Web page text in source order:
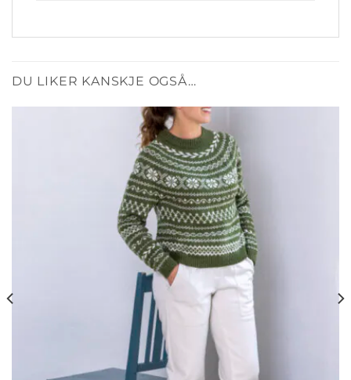
DU LIKER KANSKJE OGSÅ…